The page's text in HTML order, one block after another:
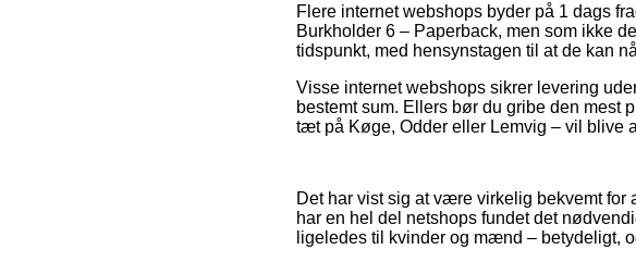
Flere internet webshops byder på 1 dags
Burkholder 6 – Paperback, men som ikke
tidspunkt, med hensynstagen til at de kan
Visse internet webshops sikrer levering
bestemt sum. Ellers bør du gribe den mest
tæt på Køge, Odder eller Lemvig – vil blive
Det har vist sig at være virkelig bekvemt for
har en hel del netshops fundet det
ligeledes til kvinder og mænd – betydeligt,